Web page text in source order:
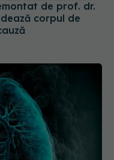
corpul de